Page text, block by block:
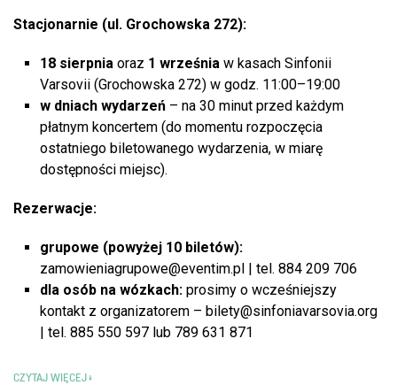
Stacjonarnie (ul. Grochowska 272):
18 sierpnia oraz 1 września w kasach Sinfonii
Varsovii (Grochowska 272) w godz. 11:00–19:00
w dniach wydarzeń – na 30 minut przed każdym
płatnym koncertem (do momentu rozpoczęcia
ostatniego biletowanego wydarzenia, w miarę
dostępności miejsc).
Rezerwacje:
grupowe (powyżej 10 biletów):
zamowieniagrupowe@eventim.pl | tel. 884 209 706
dla osób na wózkach: prosimy o wcześniejszy
kontakt z organizatorem – bilety@sinfoniavarsovia.org
| tel. 885 550 597 lub 789 631 871
CZYTAJ WIĘCEJ